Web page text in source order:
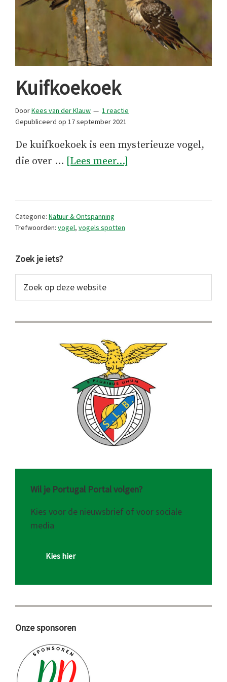
Kuifkoekoek
DoorKees van der Klauw
1 reactie
Gepubliceerd op 17 september 2021
De kuifkoekoek is een mysterieuze vogel,
die over … [Lees meer...]
Categorie: Natuur & Ontspanning
Trefwoorden: vogel, vogels spotten
Primaire
Sidebar
Zoek je iets?
op
website
Wil je Portugal Portal volgen?
Kies voor de nieuwsbrief of voor sociale
media
Kies hier
Onze sponsoren